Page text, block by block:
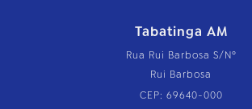
Tabatinga AM
Rua Rui Barbosa S/Nº
Rui Barbosa
CEP: 69640-000